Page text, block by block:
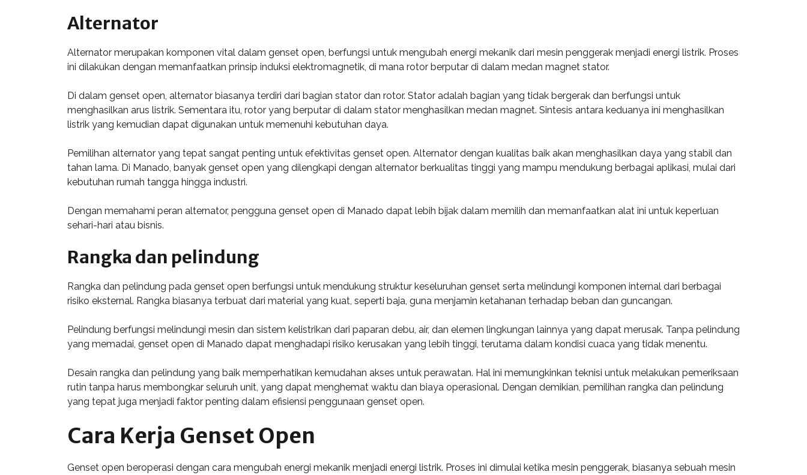
Alternator
Alternator merupakan komponen vital dalam genset open, berfungsi untuk mengubah energi mekanik dari mesin penggerak menjadi energi listrik. Proses
ini dilakukan dengan memanfaatkan prinsip induksi elektromagnetik, di mana rotor berputar di dalam medan magnet stator.
Di dalam genset open, alternator biasanya terdiri dari bagian stator dan rotor. Stator adalah bagian yang tidak bergerak dan berfungsi untuk
menghasilkan arus listrik. Sementara itu, rotor yang berputar di dalam stator menghasilkan medan magnet. Sintesis antara keduanya ini menghasilkan
listrik yang kemudian dapat digunakan untuk memenuhi kebutuhan daya.
Pemilihan alternator yang tepat sangat penting untuk efektivitas genset open. Alternator dengan kualitas baik akan menghasilkan daya yang stabil dan
tahan lama. Di Manado, banyak genset open yang dilengkapi dengan alternator berkualitas tinggi yang mampu mendukung berbagai aplikasi, mulai dari
kebutuhan rumah tangga hingga industri.
Dengan memahami peran alternator, pengguna genset open di Manado dapat lebih bijak dalam memilih dan memanfaatkan alat ini untuk keperluan
sehari-hari atau bisnis.
Rangka dan pelindung
Rangka dan pelindung pada genset open berfungsi untuk mendukung struktur keseluruhan genset serta melindungi komponen internal dari berbagai
risiko eksternal. Rangka biasanya terbuat dari material yang kuat, seperti baja, guna menjamin ketahanan terhadap beban dan guncangan.
Pelindung berfungsi melindungi mesin dan sistem kelistrikan dari paparan debu, air, dan elemen lingkungan lainnya yang dapat merusak. Tanpa pelindung
yang memadai, genset open di Manado dapat menghadapi risiko kerusakan yang lebih tinggi, terutama dalam kondisi cuaca yang tidak menentu.
Desain rangka dan pelindung yang baik memperhatikan kemudahan akses untuk perawatan. Hal ini memungkinkan teknisi untuk melakukan pemeriksaan
rutin tanpa harus membongkar seluruh unit, yang dapat menghemat waktu dan biaya operasional. Dengan demikian, pemilihan rangka dan pelindung
yang tepat juga menjadi faktor penting dalam efisiensi penggunaan genset open.
Cara Kerja Genset Open
Genset open beroperasi dengan cara mengubah energi mekanik menjadi energi listrik. Proses ini dimulai ketika mesin penggerak, biasanya sebuah mesin